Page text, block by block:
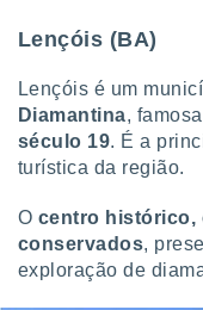
Lençóis (BA)
Lençóis é um
Diamantina,
século 19. É a
turística da região.
O centro histórico,
conservados,
exploração de